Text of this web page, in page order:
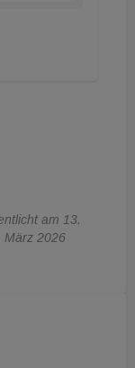
am 13.
März 2026